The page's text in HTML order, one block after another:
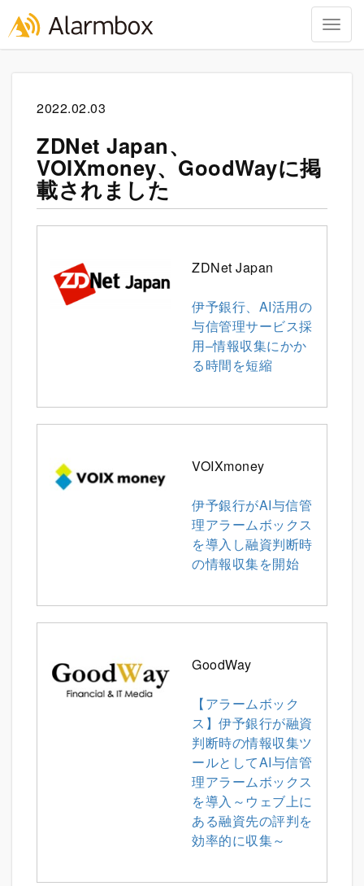
2022.02.03
ZDNet Japan、
VOIXmoney、GoodWayに掲
載されました
ZDNet Japan
伊予銀行、AI活用の
与信管理サービス採
用–情報収集にかか
る時間を短縮
VOIXmoney
伊予銀行がAI与信管
理アラームボックス
を導入し融資判断時
の情報収集を開始
GoodWay
【アラームボック
ス】伊予銀行が融資
判断時の情報収集ツ
ールとしてAI与信管
理アラームボックス
を導入～ウェブ上に
ある融資先の評判を
効率的に収集～